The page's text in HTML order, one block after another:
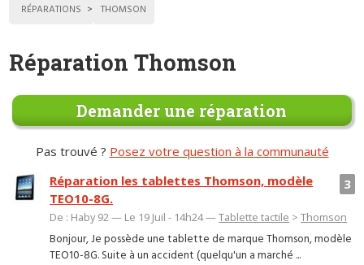
RÉPARATIONS THOMSON
Réparation Thomson
Demander une réparation
Pas trouvé ? Posez votre question à la communauté
3
Réparation les tablettes Thomson, modèle
TEO10-8G.
De : Haby 92 — Le 19 Juil - 14h24 —Tablette tactile >Thomson
Bonjour, Je possède une tablette de marque Thomson, modèle
TEO10-8G. Suite à un accident (quelqu'un a marché ...